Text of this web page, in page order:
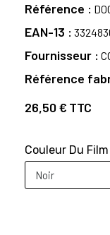
Référence
EAN-13
Fournisseur
Référence
26,50 € TTC
Couleur Du Film